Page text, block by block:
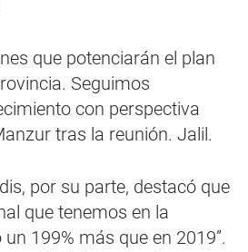
que potenciarán el plan
Seguimos
con perspectiva
tras la reunión. Jalil.
por su parte, destacó que
que tenemos en la
199% más que en 2019”.